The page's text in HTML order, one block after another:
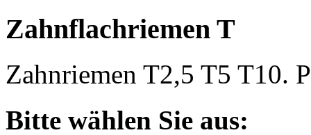
Zahnflachriemen T
Zahnriemen T2,5 T5 T10.
Bitte wählen Sie aus: